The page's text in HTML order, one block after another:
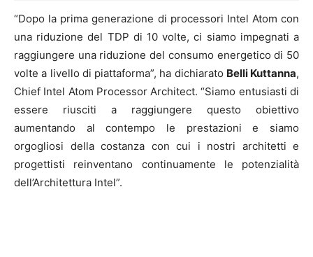
“Dopo la prima generazione di processori Intel Atom con
una riduzione del TDP di 10 volte, ci siamo impegnati a
raggiungere una riduzione del consumo energetico di 50
volte a livello di piattaforma”, ha dichiarato Belli Kuttanna,
Chief Intel Atom Processor Architect. “Siamo entusiasti di
essere riusciti a raggiungere questo obiettivo
aumentando al contempo le prestazioni e siamo
orgogliosi della costanza con cui i nostri architetti e
progettisti reinventano continuamente le potenzialità
dell’Architettura Intel”.